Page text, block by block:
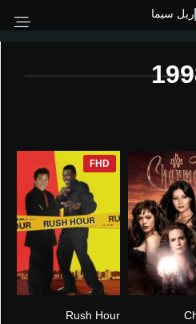
FHD
Rush Hour